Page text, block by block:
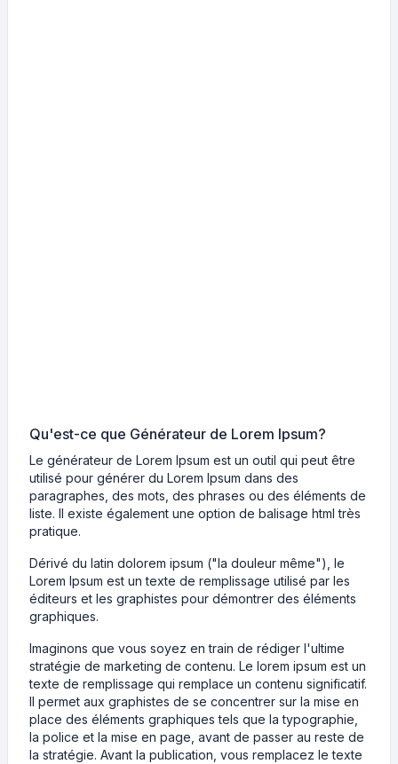
Qu'est-ce que Générateur de Lorem Ipsum?
Le générateur de Lorem Ipsum est un outil qui peut être
utilisé pour générer du Lorem Ipsum dans des
paragraphes, des mots, des phrases ou des éléments de
liste. Il existe également une option de balisage html très
pratique.
Dérivé du latin dolorem ipsum ("la douleur même"), le
Lorem Ipsum est un texte de remplissage utilisé par les
éditeurs et les graphistes pour démontrer des éléments
graphiques.
Imaginons que vous soyez en train de rédiger l'ultime
stratégie de marketing de contenu. Le lorem ipsum est un
texte de remplissage qui remplace un contenu significatif.
Il permet aux graphistes de se concentrer sur la mise en
place des éléments graphiques tels que la typographie,
la police et la mise en page, avant de passer au reste de
la stratégie. Avant la publication, vous remplacez le texte